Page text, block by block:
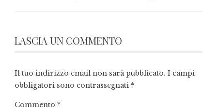
LASCIA UN COMMENTO
Il tuo indirizzo email non sarà pubblicato. I campi
obbligatori sono contrassegnati *
Commento *